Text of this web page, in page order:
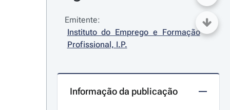
Emitente:
Instituto do Emprego e Formação
Profissional, I.P.
Informação da publicação